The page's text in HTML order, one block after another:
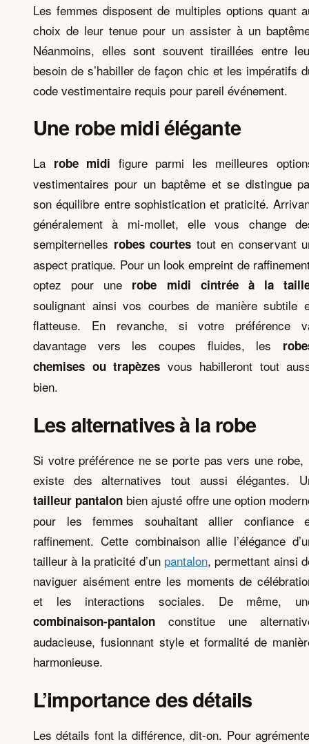
Les femmes disposent de multiples options quant
choix de leur tenue pour un assister à un
Néanmoins, elles sont souvent tiraillées entre
besoin de s’habiller de façon chic et les impératifs
code vestimentaire requis pour pareil événement.
Une robe midi élégante
La robe midi figure parmi les meilleures
vestimentaires pour un baptême et se distingue
son équilibre entre sophistication et praticité.
généralement à mi-mollet, elle vous change
sempiternelles robes courtes tout en conservant
aspect pratique. Pour un look empreint de
optez pour une robe midi cintrée à la
soulignant ainsi vos courbes de manière subtile
flatteuse. En revanche, si votre préférence
davantage vers les coupes fluides, les
chemises ou trapèzes vous habilleront tout
bien.
Les alternatives à la robe
Si votre préférence ne se porte pas vers une robe,
existe des alternatives tout aussi élégantes.
tailleur pantalon bien ajusté offre une option
pour les femmes souhaitant allier confiance
raffinement. Cette combinaison allie l’élégance
tailleur à la praticité d’un pantalon, permettant ainsi
naviguer aisément entre les moments de
et les interactions sociales. De même,
combinaison-pantalon constitue une
audacieuse, fusionnant style et formalité de
harmonieuse.
L’importance des détails
Les détails font la différence, dit-on. Pour